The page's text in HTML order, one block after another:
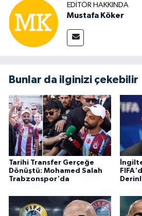
EDITÖR HAKKINDA
Mustafa Köker
Bunlar da ilginizi çekebilir
Tarihi Transfer Gerçeğe
Dönüştü: Mohamed Salah
Trabzonspor'da